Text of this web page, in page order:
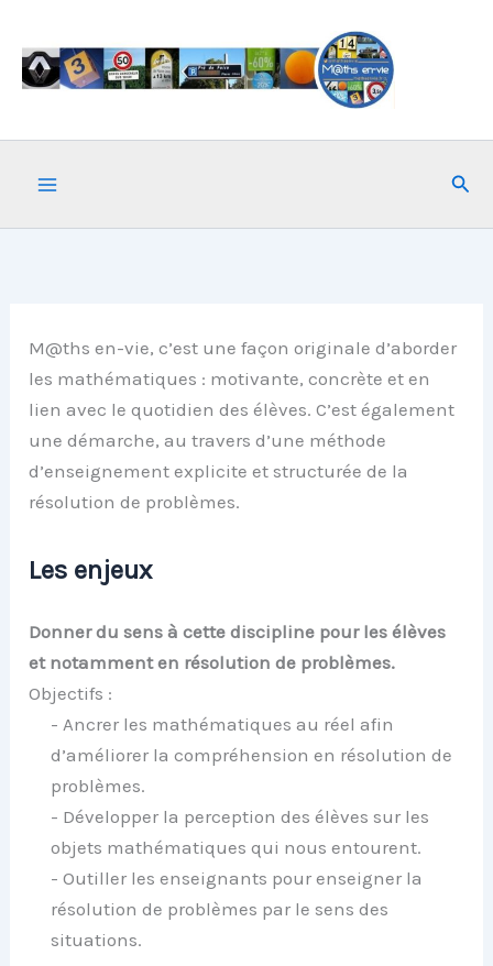
contenu
M@ths en-vie, c’est une façon originale d’aborder
les mathématiques : motivante, concrète et en
lien avec le quotidien des élèves. C’est également
une démarche, au travers d’une méthode
d’enseignement explicite et structurée de la
résolution de problèmes.
Les enjeux
Donner du sens à cette discipline pour les élèves
et notamment en résolution de problèmes.
Objectifs :
- Ancrer les mathématiques au réel afin
d’améliorer la compréhension en résolution de
problèmes.
- Développer la perception des élèves sur les
objets mathématiques qui nous entourent.
- Outiller les enseignants pour enseigner la
résolution de problèmes par le sens des
situations.